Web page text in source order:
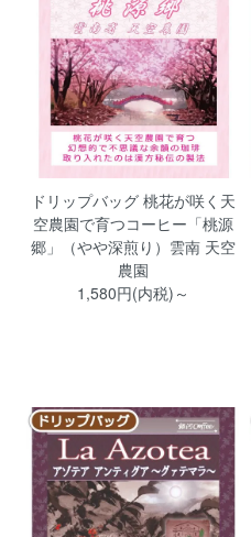
ドリップバッグ 桃花が咲く天
空農園で育つコーヒー「桃源
郷」（やや深煎り）雲南 天空
農園
1,580円(内税)～